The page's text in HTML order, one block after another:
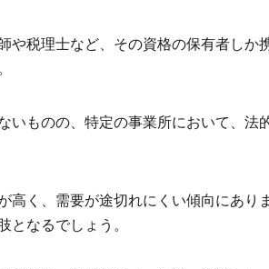
や税理士など、その資格の保有者しか
いものの、特定の事業所において、法
高く、需要が途切れにくい傾向にあり
となるでしょう。